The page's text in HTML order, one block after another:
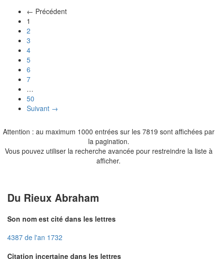
← Précédent
1
2
3
4
5
6
7
…
50
Suivant →
Attention : au maximum 1000 entrées sur les 7819 sont affichées par
la pagination.
Vous pouvez utiliser la recherche avancée pour restreindre la liste à
afficher.
Du Rieux Abraham
Son nom est cité dans les lettres
4387 de l'an 1732
Citation incertaine dans les lettres